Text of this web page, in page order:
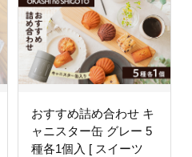
おすすめ詰め合わせ キ
ャニスター缶 グレー 5
種各1個入 [ スイーツ